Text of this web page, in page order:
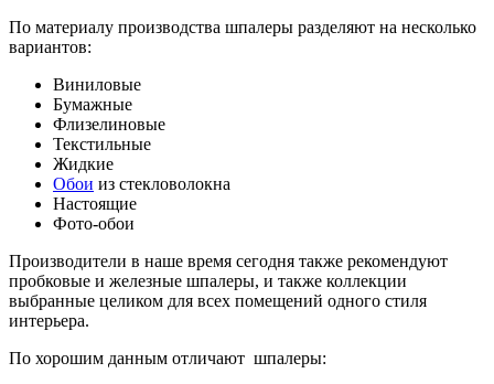
По материалу производства шпалеры разделяют на несколько
вариантов:
Виниловые
Бумажные
Флизелиновые
Текстильные
Жидкие
Обои из стекловолокна
Настоящие
Фото-обои
Производители в наше время сегодня также рекомендуют
пробковые и железные шпалеры, и также коллекции
выбранные целиком для всех помещений одного стиля
интерьера.
По хорошим данным отличают шпалеры: